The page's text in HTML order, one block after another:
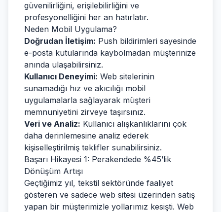
güvenilirliğini, erişilebilirliğini ve
profesyonelliğini her an hatırlatır.
Neden Mobil Uygulama?
Doğrudan İletişim: Push bildirimleri sayesinde
e-posta kutularında kaybolmadan müşterinize
anında ulaşabilirsiniz.
Kullanıcı Deneyimi: Web sitelerinin
sunamadığı hız ve akıcılığı mobil
uygulamalarla sağlayarak müşteri
memnuniyetini zirveye taşırsınız.
Veri ve Analiz: Kullanıcı alışkanlıklarını çok
daha derinlemesine analiz ederek
kişiselleştirilmiş teklifler sunabilirsiniz.
Başarı Hikayesi 1: Perakendede %45’lik
Dönüşüm Artışı
Geçtiğimiz yıl, tekstil sektöründe faaliyet
gösteren ve sadece web sitesi üzerinden satış
yapan bir müşterimizle yollarımız kesişti. Web